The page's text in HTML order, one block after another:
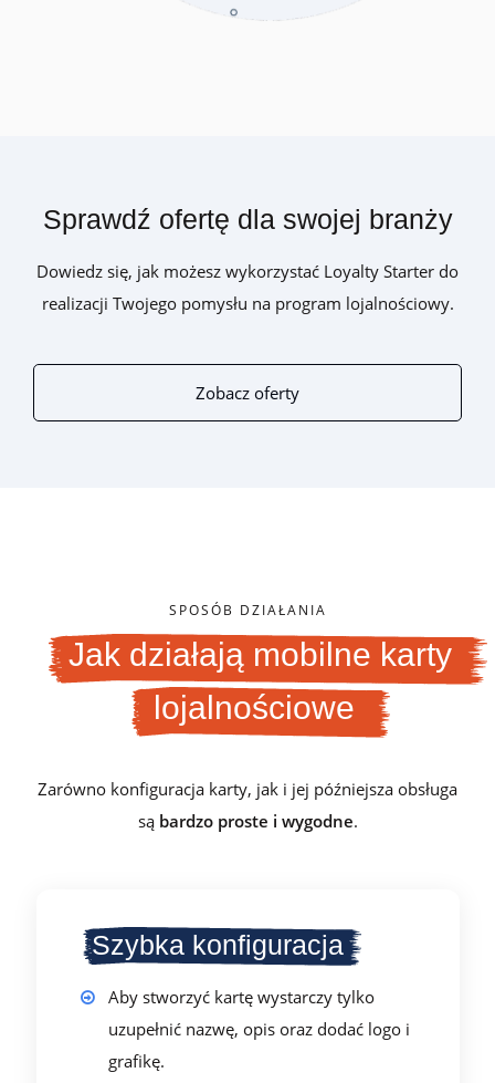
Sprawdź ofertę dla swojej branży
Dowiedz się, jak możesz wykorzystać Loyalty Starter do
realizacji Twojego pomysłu na program lojalnościowy.
Zobacz oferty
SPOSÓB DZIAŁANIA
Jak działają mobilne karty
lojalnościowe
Zarówno konfiguracja karty, jak i jej późniejsza obsługa
są bardzo proste i wygodne.
Szybka konfiguracja
Aby stworzyć kartę wystarczy tylko
uzupełnić nazwę, opis oraz dodać logo i
grafikę.